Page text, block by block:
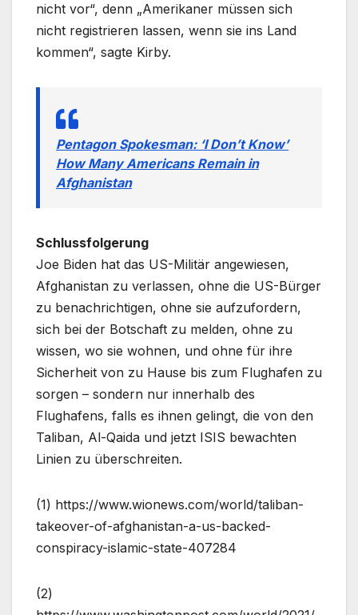
nicht vor“, denn „Amerikaner müssen sich
nicht registrieren lassen, wenn sie ins Land
kommen“, sagte Kirby.
Pentagon Spokesman: ‘I Don’t Know’
How Many Americans Remain in
Afghanistan
Schlussfolgerung
Joe Biden hat das US-Militär angewiesen,
Afghanistan zu verlassen, ohne die US-Bürger
zu benachrichtigen, ohne sie aufzufordern,
sich bei der Botschaft zu melden, ohne zu
wissen, wo sie wohnen, und ohne für ihre
Sicherheit von zu Hause bis zum Flughafen zu
sorgen – sondern nur innerhalb des
Flughafens, falls es ihnen gelingt, die von den
Taliban, Al-Qaida und jetzt ISIS bewachten
Linien zu überschreiten.
(1) https://www.wionews.com/world/taliban-
takeover-of-afghanistan-a-us-backed-
conspiracy-islamic-state-407284
(2)